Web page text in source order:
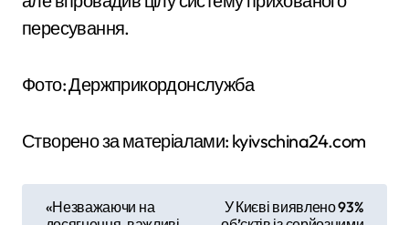
пересування.
Фото: Держприкордонслужба
Створено за матеріалами: kyivschina24.com
«Незважаючи на
У Києві виявлено 93%